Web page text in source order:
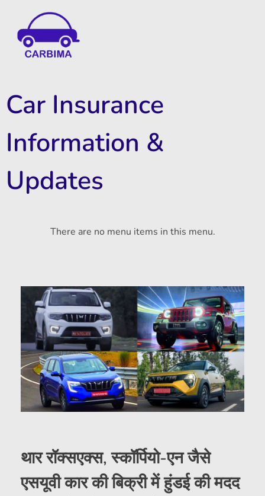
Car Insurance
Information &
Updates
There are no menu items in this menu.
थार रॉक्सएक्स, स्कॉर्पियो-एन जैसे
एसयूवी कार की बिक्री में हुंडई की मदद